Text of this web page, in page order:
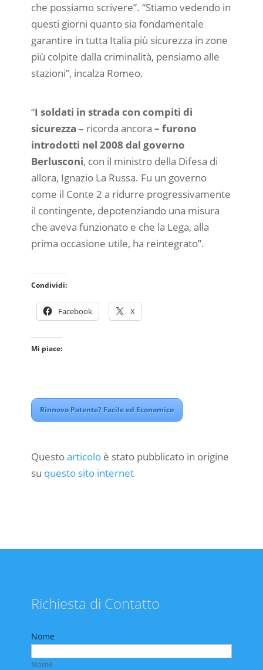
che possiamo scrivere”. “Stiamo vedendo in
questi giorni quanto sia fondamentale
garantire in tutta Italia più sicurezza in zone
più colpite dalla criminalità, pensiamo alle
stazioni”, incalza Romeo.
“I soldati in strada con compiti di
sicurezza – ricorda ancora – furono
introdotti nel 2008 dal governo
Berlusconi, con il ministro della Difesa di
allora, Ignazio La Russa. Fu un governo
come il Conte 2 a ridurre progressivamente
il contingente, depotenziando una misura
che aveva funzionato e che la Lega, alla
prima occasione utile, ha reintegrato”.
Condividi:
Facebook X
Mi piace:
Rinnovo Patente? Facile ed Economico
Questoarticoloè stato pubblicato in origine
su questo sito internet
Richiesta di Contatto
Nome
Nome